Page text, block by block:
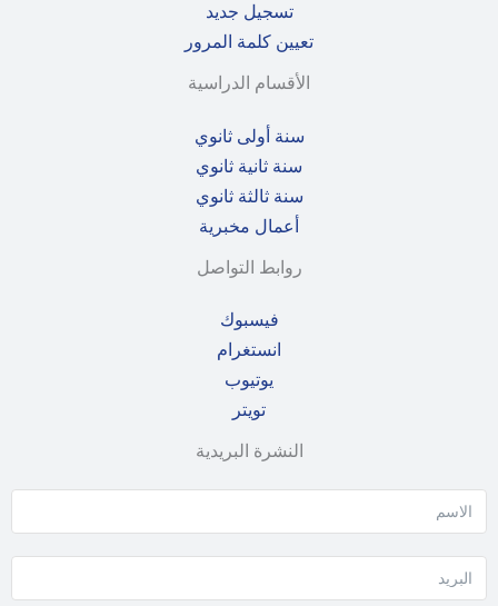
تسجيل جديد
تعيين كلمة المرور
الأقسام الدراسية
سنة أولى ثانوي
سنة ثانية ثانوي
سنة ثالثة ثانوي
أعمال مخبرية
روابط التواصل
فيسبوك
انستغرام
يوتيوب
تويتر
النشرة البريدية